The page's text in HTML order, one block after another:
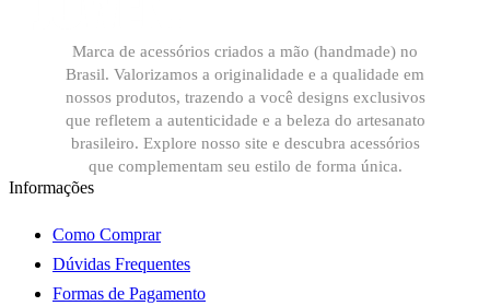
Marca de acessórios criados a mão (handmade) no
Brasil. Valorizamos a originalidade e a qualidade em
nossos produtos, trazendo a você designs exclusivos
que refletem a autenticidade e a beleza do artesanato
brasileiro. Explore nosso site e descubra acessórios
que complementam seu estilo de forma única.
Informações
Como Comprar
Dúvidas Frequentes
Formas de Pagamento